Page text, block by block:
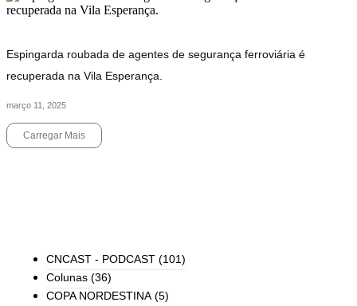
Espingarda roubada de agentes de segurança ferroviária é
recuperada na Vila Esperança.
março 11, 2025
Carregar Mais
CNCAST - PODCAST (101)
Colunas (36)
COPA NORDESTINA (5)